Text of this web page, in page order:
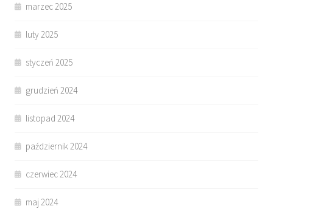
marzec 2025
luty 2025
styczeń 2025
grudzień 2024
listopad 2024
październik 2024
czerwiec 2024
maj 2024